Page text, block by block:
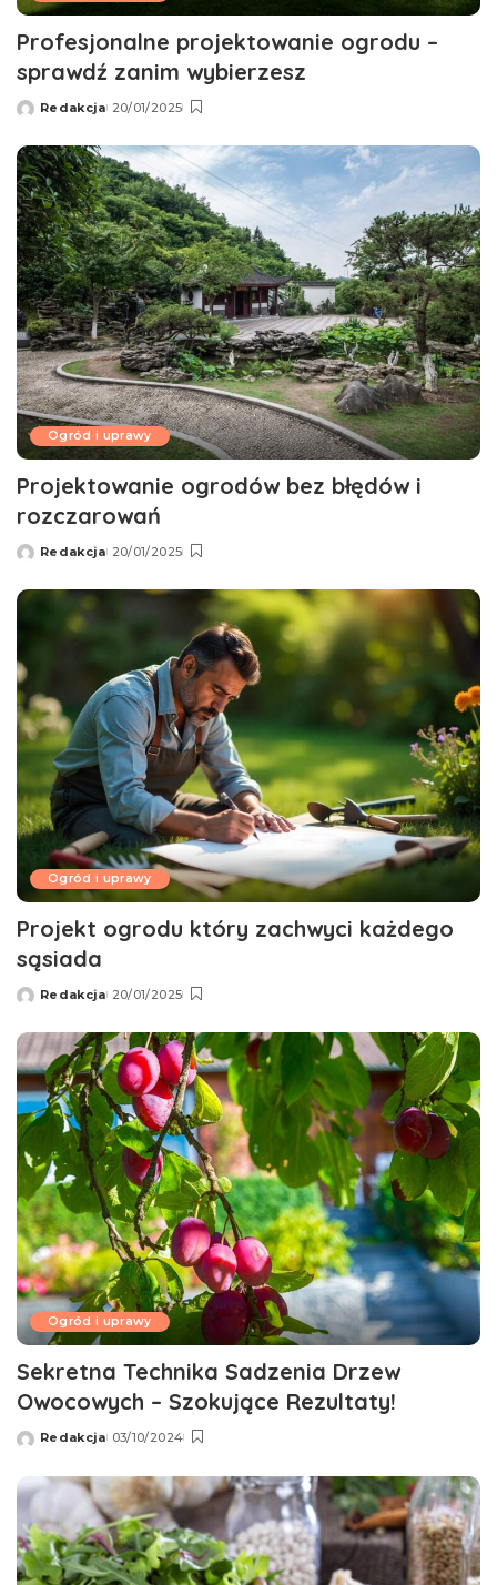
Profesjonalne projektowanie ogrodu –
sprawdź zanim wybierzesz
Wysłany
Redakcja 20/01/2025
Ogród i uprawy
Projektowanie ogrodów bez błędów i
rozczarowań
Wysłany
Redakcja 20/01/2025
Ogród i uprawy
Projekt ogrodu który zachwyci każdego
sąsiada
Wysłany
Redakcja 20/01/2025
Ogród i uprawy
Sekretna Technika Sadzenia Drzew
Owocowych – Szokujące Rezultaty!
Wysłany
Redakcja 03/10/2024